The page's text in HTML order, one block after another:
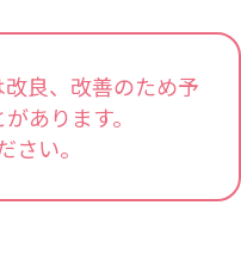
良、改善のため予
あります。
さい。